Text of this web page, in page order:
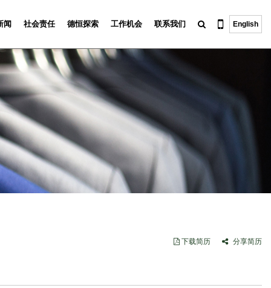
闻 社会责任 德恒探索 工作机会 联系我们 English
下载简历 分享简历